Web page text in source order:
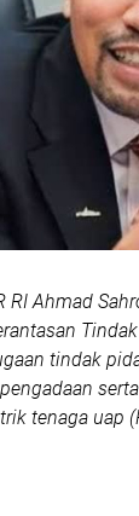
RI Ahmad
tindak
tenaga uap